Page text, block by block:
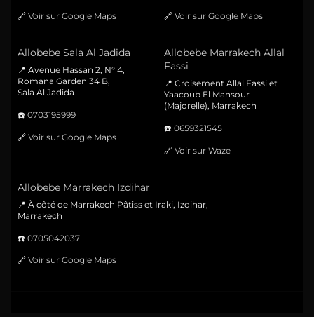
🔗 Voir sur Google Maps 🔗 Voir sur Google Maps
Allobebe Sala Al Jadida
📍 Avenue Hassan 2, N° 4,
Romana Garden 34 B,
Sala Al Jadida
☎️ 0703195999
🔗 Voir sur Google Maps
Allobebe Marrakech Allal
Fassi
📍 Croisement Allal Fassi et
Yaacoub El Mansour
(Majorelle), Marrakech
☎️ 0659321545
🔗 Voir sur Waze
Allobebe Marrakech Izdihar
📍 À côté de Marrakech Pâtiss et Iraki, Izdihar,
Marrakech
☎️ 0705042037
🔗 Voir sur Google Maps